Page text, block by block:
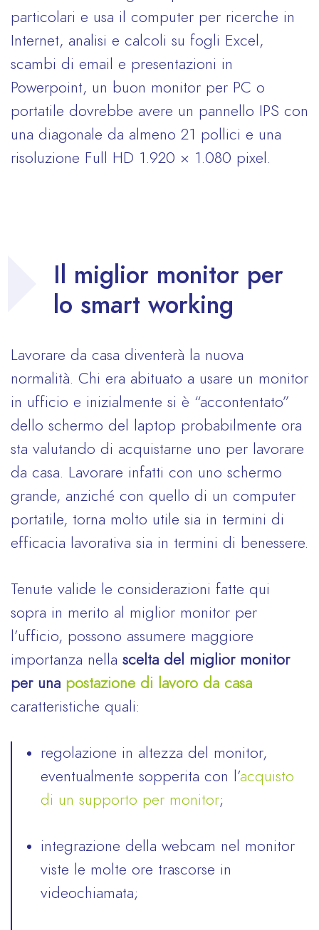
particolari e usa il computer per ricerche in
Internet, analisi e calcoli su fogli Excel,
scambi di email e presentazioni in
Powerpoint, un buon monitor per PC o
portatile dovrebbe avere un pannello IPS con
una diagonale da almeno 21 pollici e una
risoluzione Full HD 1.920 × 1.080 pixel.
Il miglior monitor per
lo smart working
Lavorare da casa diventerà la nuova
normalità. Chi era abituato a usare un monitor
in ufficio e inizialmente si è “accontentato”
dello schermo del laptop probabilmente ora
sta valutando di acquistarne uno per lavorare
da casa. Lavorare infatti con uno schermo
grande, anziché con quello di un computer
portatile, torna molto utile sia in termini di
efficacia lavorativa sia in termini di benessere.
Tenute valide le considerazioni fatte qui
sopra in merito al miglior monitor per
l’ufficio, possono assumere maggiore
importanza nella scelta del miglior monitor
per una postazione di lavoro da casa
caratteristiche quali:
regolazione in altezza del monitor,
eventualmente sopperita con l’acquisto
di un supporto per monitor;
integrazione della webcam nel monitor
viste le molte ore trascorse in
videochiamata;